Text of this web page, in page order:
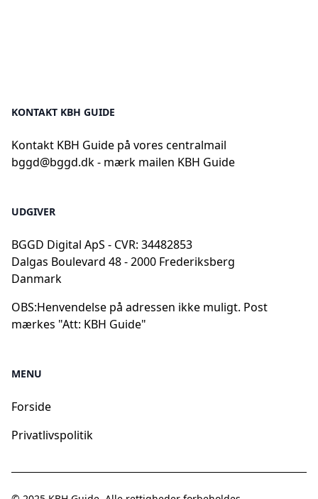
KONTAKT KBH GUIDE
Kontakt KBH Guide på vores centralmail
bggd@bggd.dk- mærk mailen KBH Guide
UDGIVER
BGGD Digital ApS - CVR: 34482853
Dalgas Boulevard 48 - 2000 Frederiksberg
Danmark
OBS:Henvendelse på adressen ikke muligt. Post
mærkes "Att: KBH Guide"
MENU
Forside
Privatlivspolitik